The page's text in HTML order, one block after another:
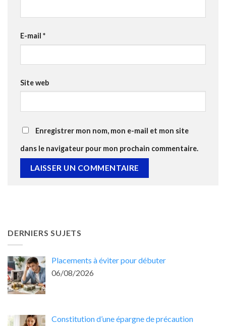
E-mail *
Site web
Enregistrer mon nom, mon e-mail et mon site
dans le navigateur pour mon prochain commentaire.
DERNIERS SUJETS
Placements à éviter pour débuter
06/08/2026
Constitution d’une épargne de précaution